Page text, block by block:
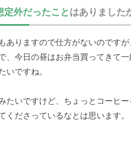
定外だったことはありました
ありますので仕方がないのです
、今日の昼はお弁当買ってきて
いですね。
たいですけど、ちょっとコーヒ
くださっているなとは思います。